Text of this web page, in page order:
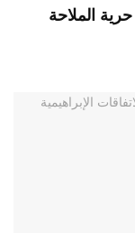
الملاحة